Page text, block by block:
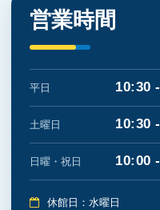
営業時間
平日 10:30
土曜日 10:30
日曜・祝日 10:00
休館日：水曜日